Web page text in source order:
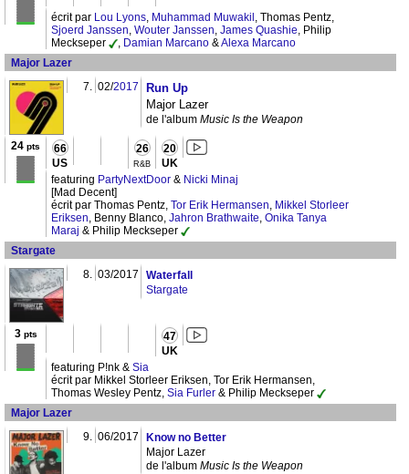
écrit par Lou Lyons, Muhammad Muwakil , Thomas Pentz,
Sjoerd Janssen, Wouter Janssen, James Quashie, Philip
Meckseper
, Damian Marcano &Alexa Marcano
Major Lazer
7. 02/2017
Run Up
Major Lazer
de l'album Music Is the Weapon
24 pts 66
US
26
R&B
20
UK
featuring PartyNextDoor & Nicki Minaj
[Mad Decent]
écrit par Thomas Pentz, Tor Erik Hermansen, Mikkel Storleer
Eriksen, Benny Blanco, Jahron Brathwaite, Onika Tanya
Maraj & Philip Meckseper
Stargate
8. 03/2017
Waterfall
Stargate
3pts 47
UK
featuring P!nk & Sia
écrit par Mikkel Storleer Eriksen, Tor Erik Hermansen,
Thomas Wesley Pentz, Sia Furler & Philip Meckseper
Major Lazer
9. 06/2017
Know no Better
Major Lazer
de l'album Music Is the Weapon